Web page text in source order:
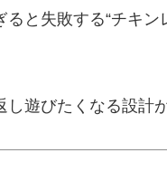
ると失敗する“チキ
遊びたくなる設計